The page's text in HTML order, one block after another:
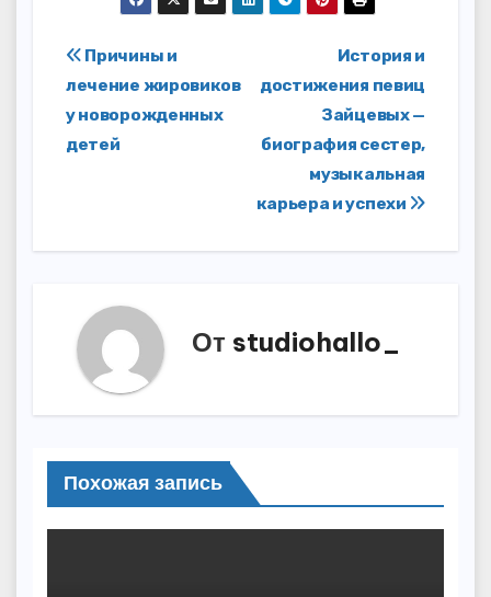
Навигация
по
записям
История и
достижения певиц
Зайцевых —
биография сестер,
музыкальная
карьера и успехи
Причины и
лечение жировиков
у новорожденных
детей
От studiohallo_
Похожая запись